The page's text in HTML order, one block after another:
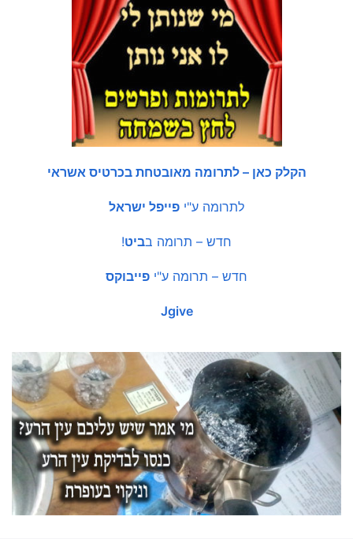
הקלק כאן – לתרומה מאובטחת בכרטיס אשראי
לתרומה ע"י פייפל ישראל
חדש – תרומה בביט!
חדש – תרומה ע"י פייבוקס
Jgive